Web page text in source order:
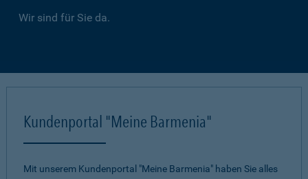
Wir sind für Sie da.
Kundenportal "Meine Barmenia"
Mit unserem Kundenportal "Meine Barmenia" haben Sie alles